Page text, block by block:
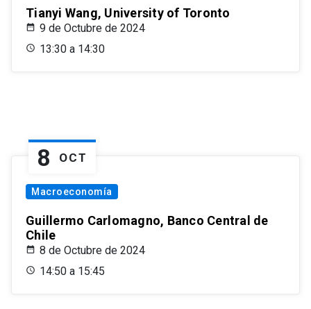
Tianyi Wang, University of Toronto
9 de Octubre de 2024
13:30 a 14:30
8 OCT
Macroeconomía
Guillermo Carlomagno, Banco Central de
Chile
8 de Octubre de 2024
14:50 a 15:45